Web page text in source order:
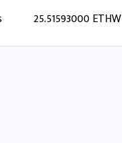
25.51593000 ETHW